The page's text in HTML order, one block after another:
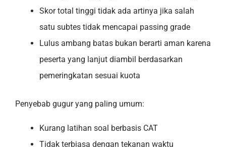
Skor total tinggi tidak ada artinya jika salah
satu subtes tidak mencapai passing grade
Lulus ambang batas bukan berarti aman karena
peserta yang lanjut diambil berdasarkan
pemeringkatan sesuai kuota
Penyebab gugur yang paling umum:
Kurang latihan soal berbasis CAT
Tidak terbiasa dengan tekanan waktu